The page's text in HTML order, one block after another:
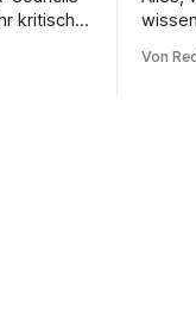
kritisch
Von